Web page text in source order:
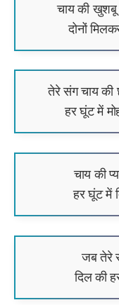
चाय की खुशबू
दोनों
तेरे संग चाय की
हर घूंट में
चाय की
हर घूंट में
जब तेरे
दिल की